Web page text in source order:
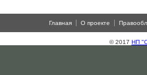
Главная О проекте
© 2017 НП